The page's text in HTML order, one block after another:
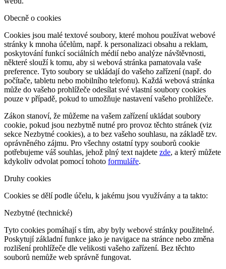
Obecně o cookies
Cookies jsou malé textové soubory, které mohou používat webové
stránky k mnoha účelům, např. k personalizaci obsahu a reklam,
poskytování funkcí sociálních médií nebo analýze návštěvnosti,
některé slouží k tomu, aby si webová stránka pamatovala vaše
preference. Tyto soubory se ukládají do vašeho zařízení (např. do
počítače, tabletu nebo mobilního telefonu). Každá webová stránka
může do vašeho prohlížeče odesílat své vlastní soubory cookies
pouze v případě, pokud to umožňuje nastavení vašeho prohlížeče.
Zákon stanoví, že můžeme na vašem zařízení ukládat soubory
cookie, pokud jsou nezbytně nutné pro provoz těchto stránek (viz
sekce Nezbytné cookies), a to bez vašeho souhlasu, na základě tzv.
oprávněného zájmu. Pro všechny ostatní typy souborů cookie
potřebujeme váš souhlas, jehož plný text najdete zde, a který můžete
kdykoliv odvolat pomocí tohoto formuláře.
Druhy cookies
Cookies se dělí podle účelu, k jakému jsou využívány a ta takto:
Nezbytné (technické)
Tyto cookies pomáhají s tím, aby byly webové stránky použitelné.
Poskytují základní funkce jako je navigace na stránce nebo změna
rozlišení prohlížeče dle velikosti vašeho zařízení. Bez těchto
souborů nemůže web správně fungovat.